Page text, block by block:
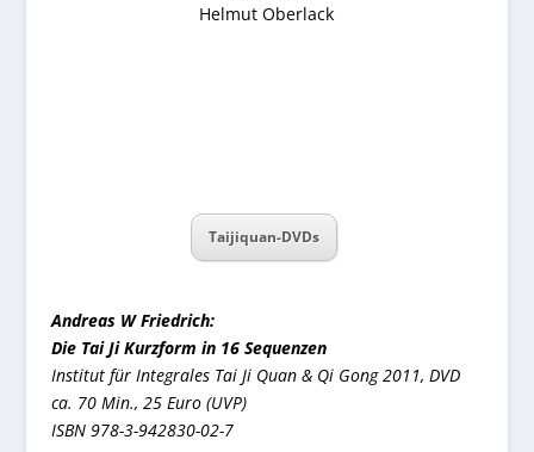
Helmut Oberlack
Taijiquan-DVDs
Andreas W Friedrich:
Die Tai Ji Kurzform in 16 Sequenzen
Institut für Integrales Tai Ji Quan & Qi Gong 2011, DVD
ca. 70 Min., 25 Euro (UVP)
ISBN 978-3-942830-02-7